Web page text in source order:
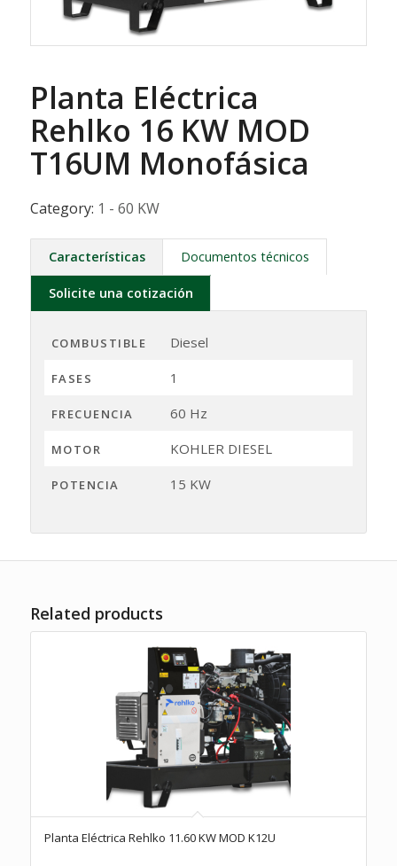
Planta Eléctrica
Rehlko 16 KW MOD
T16UM Monofásica
Category: 1 - 60 KW
Características Documentos técnicos
Solicite una cotización
COMBUSTIBLE Diesel
FASES 1
FRECUENCIA 60 Hz
MOTOR KOHLER DIESEL
POTENCIA 15 KW
Related products
Planta Eléctrica Rehlko 11.60 KW MOD K12U